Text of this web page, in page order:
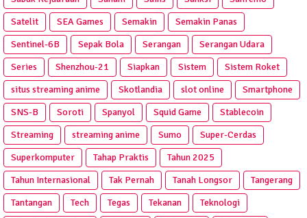
Satelit
SEA Games Semakin
Semakin Panas
Sentinel-6B
Sepak Bola Serangan
Serangan Udara
Series
Shenzhou-21 Siapkan Sistem
Sistem Roket
situs streaming anime
Skotlandia slot online
Smartphone
SNS-B
Soroti Spanyol Squid Game
Stablecoin
Streaming
streaming anime Sumo
Super-Cerdas
Superkomputer
Tahap Praktis
Tahun 2025
Tahun Internasional
Tak Pernah Tanah Longsor
Tangerang
Tantangan
Tech Tegas Tekanan
Teknologi